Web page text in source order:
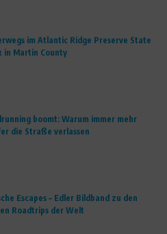
im Atlantic Ridge Preserve State
in Martin County
boomt: Warum immer mehr
die Straße verlassen
Escapes – Edler Bildband zu den
Roadtrips der Welt